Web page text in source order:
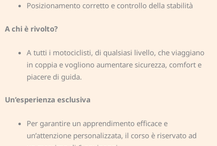
Posizionamento corretto e controllo della stabilità
A chi è rivolto?
A tutti i motociclisti, di qualsiasi livello, che viaggiano
in coppia e vogliono aumentare sicurezza, comfort e
piacere di guida.
Un’esperienza esclusiva
Per garantire un apprendimento efficace e
un’attenzione personalizzata, il corso è riservato ad